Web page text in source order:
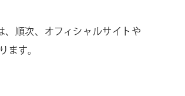
、順次、オフィシャルサイトや
ます。